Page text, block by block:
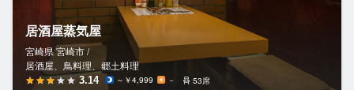
居酒屋蒸気屋
宮崎県 宮崎市 /
居酒屋、鳥料理、郷土料理
3.14 ～￥4,999 － 53席